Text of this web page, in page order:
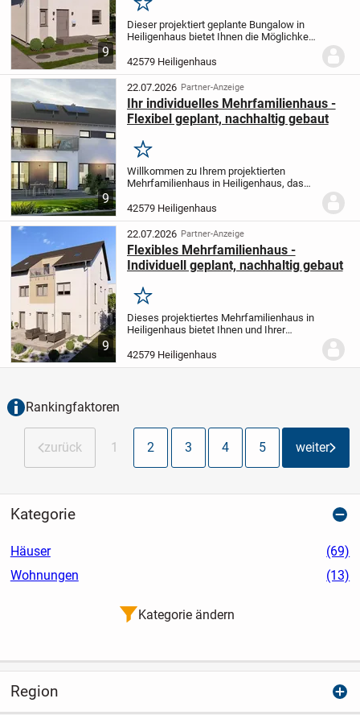
9
Merken
Dieser projektiert geplante Bungalow in
Heiligenhaus bietet Ihnen die Möglichkeit,
persönlichen Wünschen und
Vorstellungen zu gestalten. Mit einer
Wohnfläche von 95,07 m²...
42579 Heiligenhaus
9
22.07.2026 Partner-Anzeige
Ihr individuelles Mehrfamilienhaus -
Flexibel geplant, nachhaltig gebaut
Merken
Willkommen zu Ihrem projektierten
Mehrfamilienhaus in Heiligenhaus, das
Vorstellungen gestaltet wird. Dieses
großzügige Haus mit 7 Zimmern und einer
Wohnfläche von 255,63...
42579 Heiligenhaus
9
22.07.2026 Partner-Anzeige
Flexibles Mehrfamilienhaus -
Individuell geplant, nachhaltig gebaut
Merken
Dieses projektiertes Mehrfamilienhaus in
Heiligenhaus bietet Ihnen und Ihrer
Zuhause, das ganz nach Ihren
individuellen Wünschen und
42579 Heiligenhaus
Rankingfaktoren
zurück 1 2 3 4 5 weiter
Kategorie
Häuser
(69)
Wohnungen
(13)
Kategorie ändern
Region